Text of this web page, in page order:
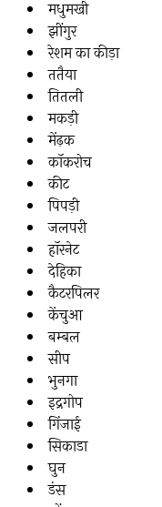
मधुमखी
झींगुर
रेशम का कीड़ा
ततैया
तितली
मकड़ी
मेंढ़क
कॉकरोच
कीट
पिपड़ी
जलपरी
हॉरनेट
देहिका
कैटरपिलर
केंचुआ
बम्बल
सीप
भुनगा
इद्रगोप
गिंजाई
सिकाडा
घुन
डंस